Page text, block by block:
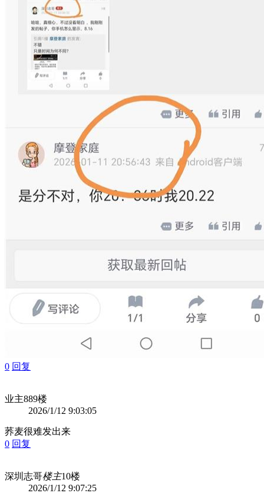
0 回复
业主889楼
2026/1/12 9:03:05
荞麦很难发出来
0 回复
深圳志哥楼主10楼
2026/1/12 9:07:25